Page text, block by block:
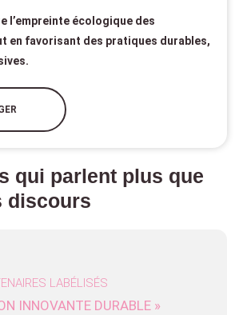
l’empreinte écologique des
en favorisant des pratiques durables,
qui parlent plus que
discours
LABÉLISÉS
INNOVANTE DURABLE »